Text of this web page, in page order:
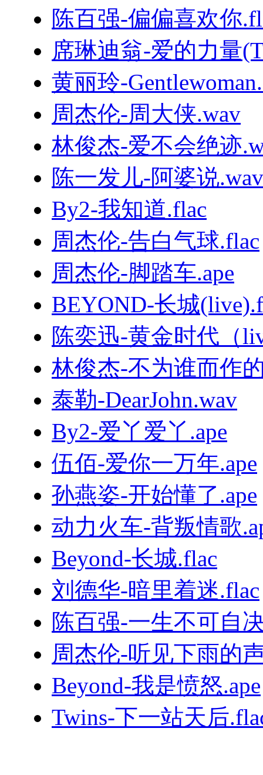
陈百强-偏偏喜欢你
席琳迪翁-爱的力量
黄丽玲-
周杰伦-周大侠.wav
林俊杰-爱不会绝迹
陈一发儿-阿婆说.wav
By2-我知道.flac
周杰伦-告白气球.flac
周杰伦-脚踏车.ape
BEYOND-长城
陈奕迅-黄金时代（
林俊杰-不为谁而作
泰勒-DearJohn.wav
By2-爱丫爱丫.ape
伍佰-爱你一万年.ape
孙燕姿-开始懂了.ape
动力火车-背叛情歌
Beyond-长城.flac
刘德华-暗里着迷.flac
陈百强-一生不可自
周杰伦-听见下雨的
Beyond-我是愤怒.ape
Twins-下一站天后